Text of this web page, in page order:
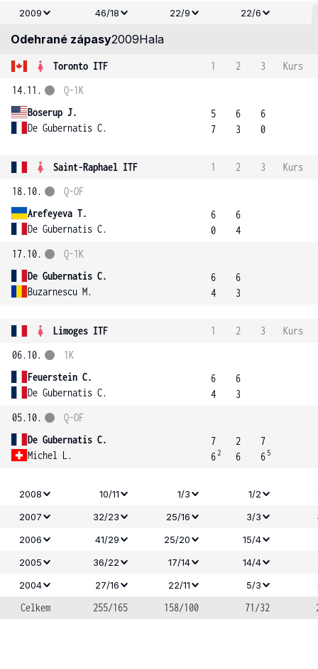
2009
46/18 22/9 22/6
Odehrané zápasy2009Hala
Toronto ITF 1 2 3
Kurs
14.11.
Boserup J.
De Gubernatis C.
Q-1K
5
7
6
3
6
0
Saint-Raphael ITF 1 2 3
Kurs
18.10.
Arefeyeva T.
De Gubernatis C.
Q-OF
6
0
6
4
17.10.
De Gubernatis C.
Buzarnescu M.
Q-1K
6
4
6
3
Limoges ITF 1 2 3
Kurs
06.10.
Feuerstein C.
De Gubernatis C.
1K
6
4
6
3
05.10.
De Gubernatis C.
Michel L.
Q-OF
7
62
2
6
7
6 5
2008 10/11 1/3 1/2
2007
32/23 25/16 3/3
2006
41/29 25/20
15/4
2005
36/22 17/14 14/4
2004
27/16 22/11 5/3
Celkem 255/165 158/100 71/32